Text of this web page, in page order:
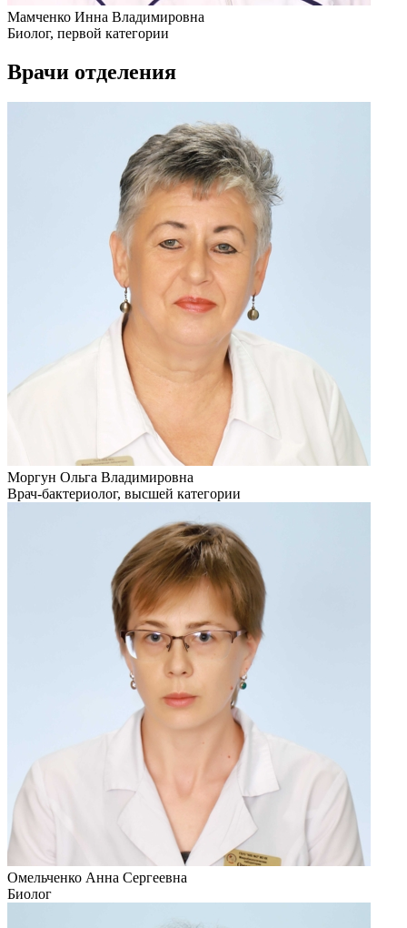
Мамченко Инна Владимировна
Биолог, первой категории
Врачи отделения
Моргун Ольга Владимировна
Врач-бактериолог, высшей категории
Омельченко Анна Сергеевна
Биолог